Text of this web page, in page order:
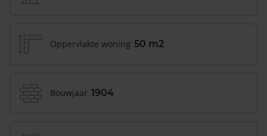
Oppervlakte woning 50 m2
Bouwjaar 1904